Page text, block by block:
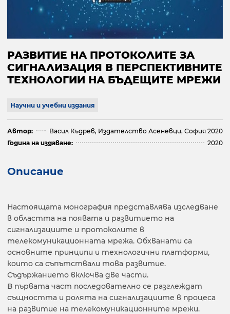
РАЗВИТИЕ НА ПРОТОКОЛИТЕ ЗА
СИГНАЛИЗАЦИЯ В ПЕРСПЕКТИВНИТЕ
ТЕХНОЛОГИИ НА БЪДЕЩИТЕ МРЕЖИ
Научни и учебни издания
Автор:
Васил Къдрев, Издателство Асеневци, София 2020
Година на издаване:
2020
Описание
Настоящата монография представлява изследване
в областта на появата и развитието на
сигнализациите и протоколите в
телекомуникационната мрежа. Обхванати са
основните принципи и технологични платформи,
които са съпътствали това развитие.
Съдържанието включва две части.
В първата част последователно се разглеждат
същността и ролята на сигнализациите в процеса
на развитие на телекомуникационните мрежи.